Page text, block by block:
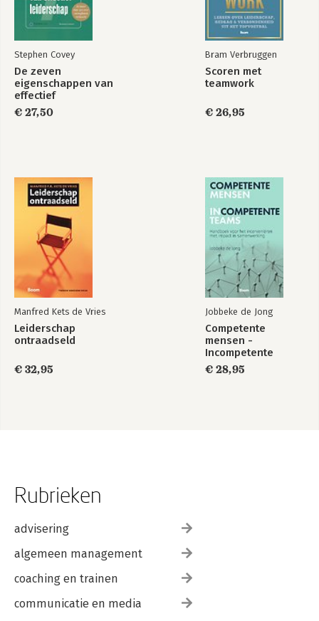
Stephen Covey
De zeven
eigenschappen van
effectief
leiderschap
€ 27,50
Bram Verbruggen
Scoren met
teamwork
€ 26,95
Manfred Kets de Vries
Leiderschap
ontraadseld
€ 32,95
Jobbeke de Jong
Competente
mensen -
Incompetente
teams
€ 28,95
Rubrieken
advisering
algemeen management
coaching en trainen
communicatie en media